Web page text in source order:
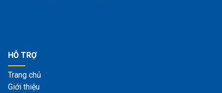
HỖ TRỢ
Trang chủ
Giới thiệu